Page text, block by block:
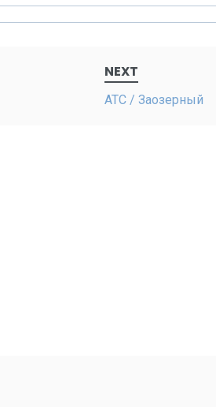
NEXT
АТС / Заозерный